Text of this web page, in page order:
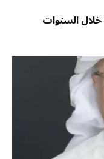
السنوات